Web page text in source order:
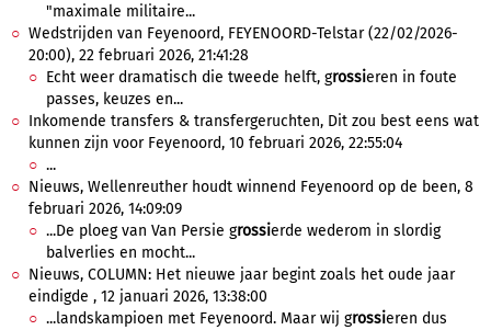
"maximale militaire...
Wedstrijden van Feyenoord, FEYENOORD-Telstar (22/02/2026-
20:00), 22 februari 2026, 21:41:28
Echt weer dramatisch die tweede helft, grossieren in foute
passes, keuzes en...
Inkomende transfers & transfergeruchten, Dit zou best eens wat
kunnen zijn voor Feyenoord, 10 februari 2026, 22:55:04
...
Nieuws, Wellenreuther houdt winnend Feyenoord op de been, 8
februari 2026, 14:09:09
...De ploeg van Van Persie grossierde wederom in slordig
balverlies en mocht...
Nieuws, COLUMN: Het nieuwe jaar begint zoals het oude jaar
eindigde , 12 januari 2026, 13:38:00
...landskampioen met Feyenoord. Maar wij grossieren dus